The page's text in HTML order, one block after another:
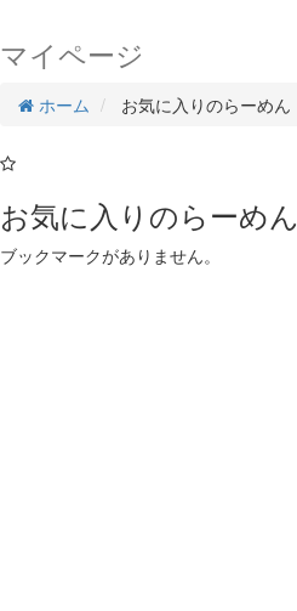
マイページ
ホーム お気に入りのらーめん
お気に入りのらーめん
ブックマークがありません。